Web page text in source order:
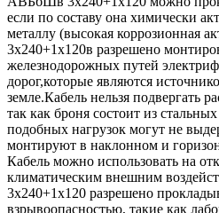
если по составу она химически
металлу (высокая коррозионная
3х240+1х120в разрешено
железнодорожных путей
дорог,которые являются
земле.Кабель нельзя подвергать
так как броня состоит из
подобных нагрузок могут не
монтируют в наклонном и
Кабель можно использовать на
климатическим внешним
3х240+1х120 разрешено
взрывоопасностью, такие как